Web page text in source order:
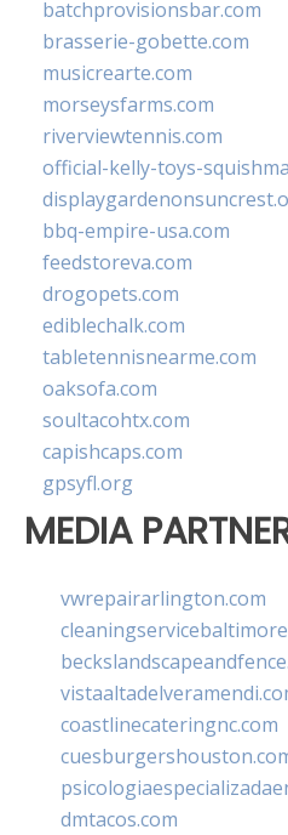
batchprovisionsbar.com
brasserie-gobette.com
musicrearte.com
morseysfarms.com
riverviewtennis.com
official-kelly-toys-
bbq-empire-usa.com
feedstoreva.com
drogopets.com
ediblechalk.com
tabletennisnearme.com
oaksofa.com
soultacohtx.com
capishcaps.com
gpsyfl.org
MEDIA
vwrepairarlington.com
coastlinecateringnc.com
dmtacos.com